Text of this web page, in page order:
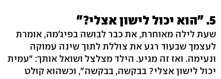
5. "הוא יכול לישון אצלי?"
שעת לילה מאוחרת, את כבר לבושה בפיג'מה, אומרת
לעצמך שבעוד רגע את צוללת לתוך שינה עמוקה
ונעימה. ואז זה מגיע. הילד מצלצל ושואל אותך: "עמית
יכול לישון אצלי? בבקשה, בבקשה", וכשהוא קולט